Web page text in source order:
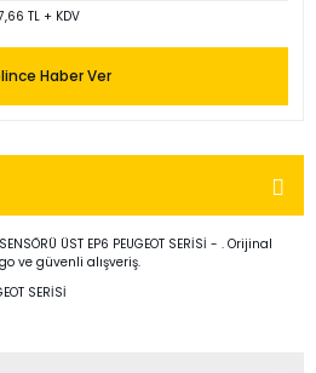
TL + KDV
Haber Ver
ÜST EP6 PEUGEOT SERİSİ - . Orijinal
ve güvenli alışveriş.
SERİSİ